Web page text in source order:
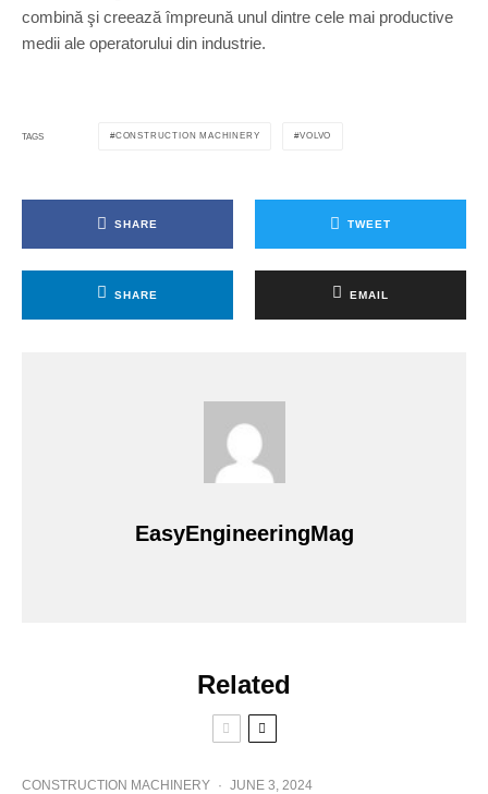
combină şi creează împreună unul dintre cele mai productive
medii ale operatorului din industrie.
TAGS CONSTRUCTION MACHINERY VOLVO
SHARE TWEET
SHARE EMAIL
EasyEngineeringMag
Related
CONSTRUCTION MACHINERY · JUNE 3, 2024